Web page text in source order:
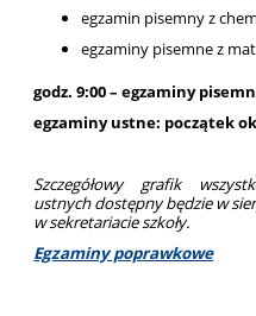
egzamin pisemny z
egzaminy pisemne z
godz. 9:00 – egzaminy
egzaminy ustne: początek
Szczegółowy grafik
ustnych dostępny będzie w
w sekretariacie szkoły.
Egzaminy poprawkowe